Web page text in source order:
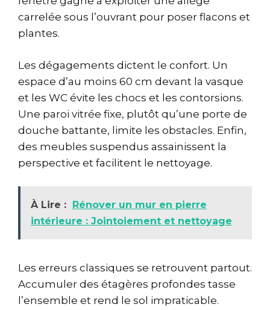
carrelée sous l’ouvrant pour poser flacons et
plantes.
Les dégagements dictent le confort. Un
espace d’au moins 60 cm devant la vasque
et les WC évite les chocs et les contorsions.
Une paroi vitrée fixe, plutôt qu’une porte de
douche battante, limite les obstacles. Enfin,
des meubles suspendus assainissent la
perspective et facilitent le nettoyage.
À Lire : Rénover un mur en pierre
intérieure : Jointoiement et nettoyage
Les erreurs classiques se retrouvent partout.
Accumuler des étagères profondes tasse
l’ensemble et rend le sol impraticable.